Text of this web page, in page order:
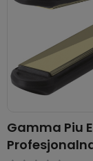
Gamma Piu